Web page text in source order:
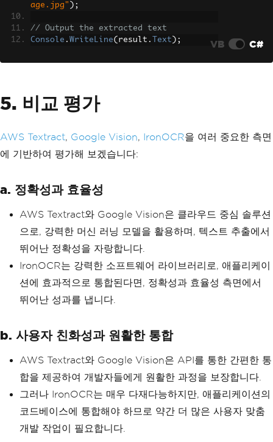
age.jpg" );
// Output the extracted text
Console . WriteLine( result . Text ); VB C#
5. 비교 평가
AWS Textract, Google Vision, IronOCR을 여러 중요한 측면
에 기반하여 평가해 보겠습니다:
a. 정확성과 효율성
AWS Textract와 Google Vision은 클라우드 중심 솔루션
으로, 강력한 머신 러닝 모델을 활용하며, 텍스트 추출에서
뛰어난 정확성을 자랑합니다.
IronOCR는 강력한 소프트웨어 라이브러리로, 애플리케이
션에 효과적으로 통합된다면, 정확성과 효율성 측면에서
뛰어난 성과를 냅니다.
b. 사용자 친화성과 원활한 통합
AWS Textract와 Google Vision은 API를 통한 간편한 통
합을 제공하여 개발자들에게 원활한 과정을 보장합니다.
그러나 IronOCR는 매우 다재다능하지만, 애플리케이션의
코드베이스에 통합해야 하므로 약간 더 많은 사용자 맞춤
개발 작업이 필요합니다.